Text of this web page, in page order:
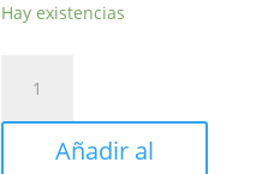
Hay existencias
PORTATIL
3
Añadir al